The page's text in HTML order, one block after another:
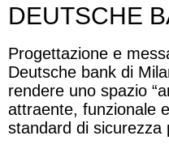
DEUTSCHE
Progettazione e
Deutsche bank di
rendere uno spazio
attraente, funzionale
standard di sicurezza